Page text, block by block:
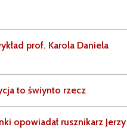
prof. Karola Daniela
to świynto rzecz
opowiadał rusznikarz Jerzy